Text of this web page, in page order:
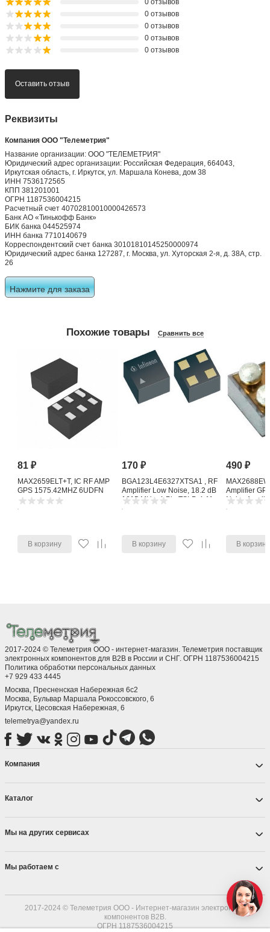
0 отзывов
0 отзывов
0 отзывов
0 отзывов
0 отзывов
Оставить отзыв
Реквизиты
Компания ООО "Телеметрия"
Название организации: ООО "ТЕЛЕМЕТРИЯ"
Юридический адрес организации: Российская Федерация, 664043,
Иркутская область, г. Иркутск, ул. Маршала Конева, дом 38
ИНН 7536172565
КПП 381201001
ОГРН 1187536004215
Расчетный счет 40702810010000426573
Банк АО «Тинькофф Банк»
БИК банка 044525974
ИНН банка 7710140679
Корреспондентский счет банка 30101810145250000974
Юридический адрес банка 127287, г. Москва, ул. Хуторская 2-я, д. 38А, стр.
26
Нажмите для заказа
Похожие товары Сравнить все
81₽
MAX2659ELT+T, IC RF AMP
GPS 1575.42MHZ 6UDFN
В корзину
170₽
BGA123L4E6327XTSA1 , RF
Amplifier Low Noise, 18.2 dB
1615 MHz, 4-Pin TSLP-4-11
В корзину
490₽
Amplifier
Noise
В корзину
2017-2024 © Телеметрия ООО - интернет-магазин. Телеметрия поставщик
электронных компонентов для B2B в России и СНГ. ОГРН 1187536004215
Политика обработки персональных данных
+7 929 433 4445
Москва, Пресненская Набережная 6с2
Москва, ​Бульвар Маршала Рокоссовского, 6
Иркутск, ​Цесовская Набережная, 6
telemetrya@yandex.ru
Компания
Каталог
Мы на других сервисах
Мы работаем с
2017-2024 © Телеметрия ООО - Интернет-магазин электронных
компонентов B2B.
ОГРН 1187536004215